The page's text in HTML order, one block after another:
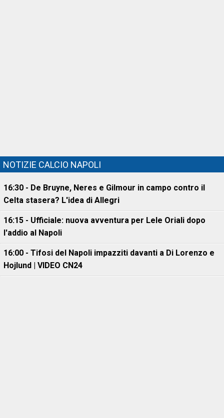
NOTIZIE CALCIO NAPOLI
16:30 - De Bruyne, Neres e Gilmour in campo contro il
Celta stasera? L'idea di Allegri
16:15 - Ufficiale: nuova avventura per Lele Oriali dopo
l'addio al Napoli
16:00 - Tifosi del Napoli impazziti davanti a Di Lorenzo e
Hojlund | VIDEO CN24